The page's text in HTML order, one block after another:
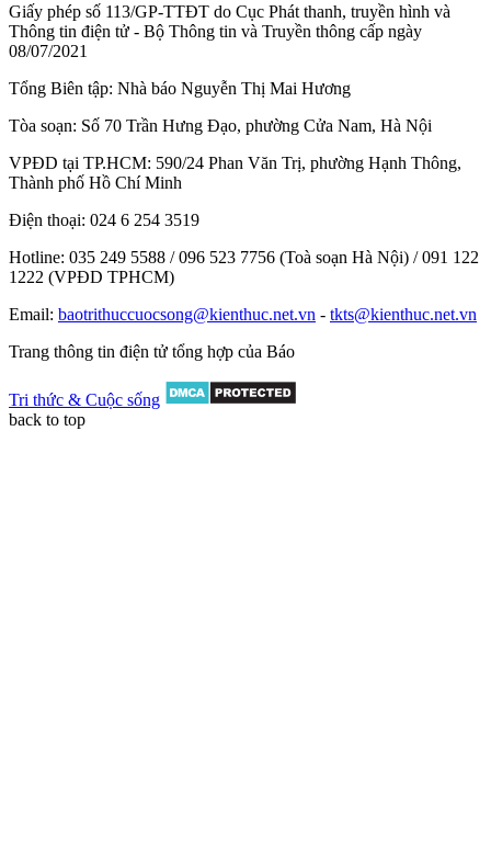
Giấy phép số 113/GP-TTĐT do Cục Phát thanh, truyền hình và
Thông tin điện tử - Bộ Thông tin và Truyền thông cấp ngày
08/07/2021
Tổng Biên tập: Nhà báo Nguyễn Thị Mai Hương
Tòa soạn: Số 70 Trần Hưng Đạo, phường Cửa Nam, Hà Nội
VPĐD tại TP.HCM: 590/24 Phan Văn Trị, phường Hạnh Thông,
Thành phố Hồ Chí Minh
Điện thoại: 024 6 254 3519
Hotline: 035 249 5588 / 096 523 7756 (Toà soạn Hà Nội) / 091 122
1222 (VPĐD TPHCM)
Email: baotrithuccuocsong@kienthuc.net.vn - tkts@kienthuc.net.vn
Trang thông tin điện tử tổng hợp của Báo
Tri thức & Cuộc sống
back to top